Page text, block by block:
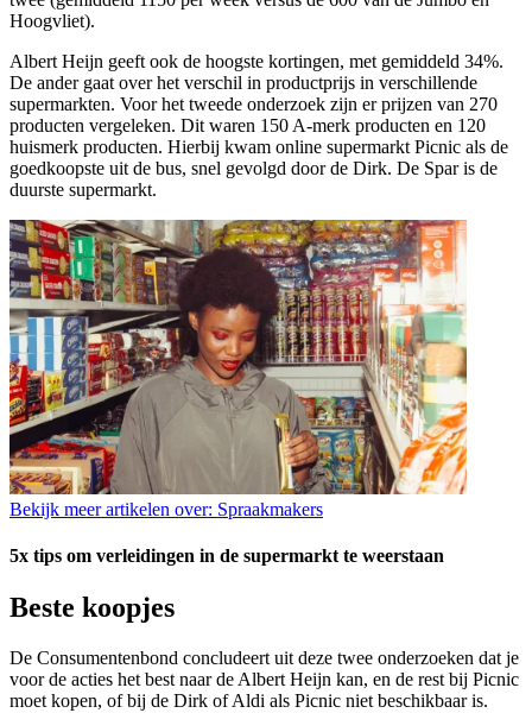
Hoogvliet).
Albert Heijn geeft ook de hoogste kortingen, met gemiddeld 34%.
De ander gaat over het verschil in productprijs in verschillende
supermarkten. Voor het tweede onderzoek zijn er prijzen van 270
producten vergeleken. Dit waren 150 A-merk producten en 120
huismerk producten. Hierbij kwam online supermarkt Picnic als de
goedkoopste uit de bus, snel gevolgd door de Dirk. De Spar is de
duurste supermarkt.
Bekijk meer artikelen over: Spraakmakers
5x tips om verleidingen in de supermarkt te weerstaan
Beste koopjes
De Consumentenbond concludeert uit deze twee onderzoeken dat je
voor de acties het best naar de Albert Heijn kan, en de rest bij Picnic
moet kopen, of bij de Dirk of Aldi als Picnic niet beschikbaar is.